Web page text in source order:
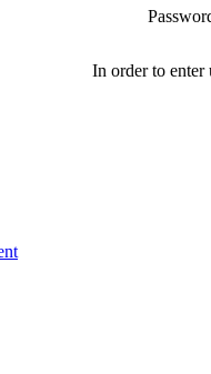
In order to enter